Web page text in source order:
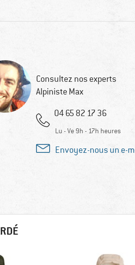
Consultez nos experts
Alpiniste Max
04 65 82 17 36
Lu - Ve 9h - 17h heures
Envoyez-nous un e-